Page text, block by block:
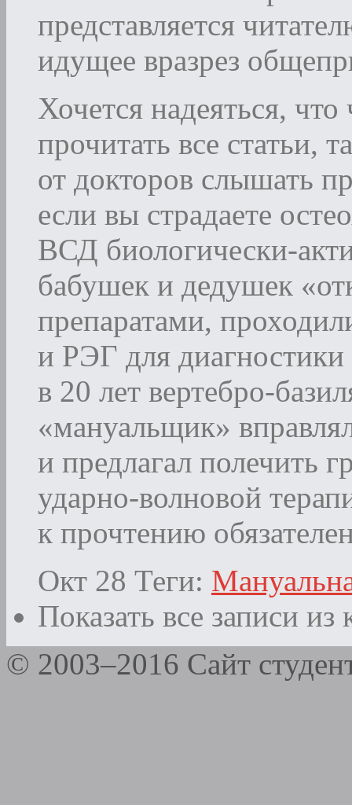
представляется
идущее вразрез
Хочется надеяться,
прочитать все статьи,
от докторов слышать
если вы страдаете
ВСД биологически-
бабушек и дедушек
препаратами,
и РЭГ для
в 20 лет вертебро-
«мануальщик»
и предлагал
ударно-волновой
к прочтению
Окт 28 Теги:
Показать все записи из
© 2003–2016 Сайт